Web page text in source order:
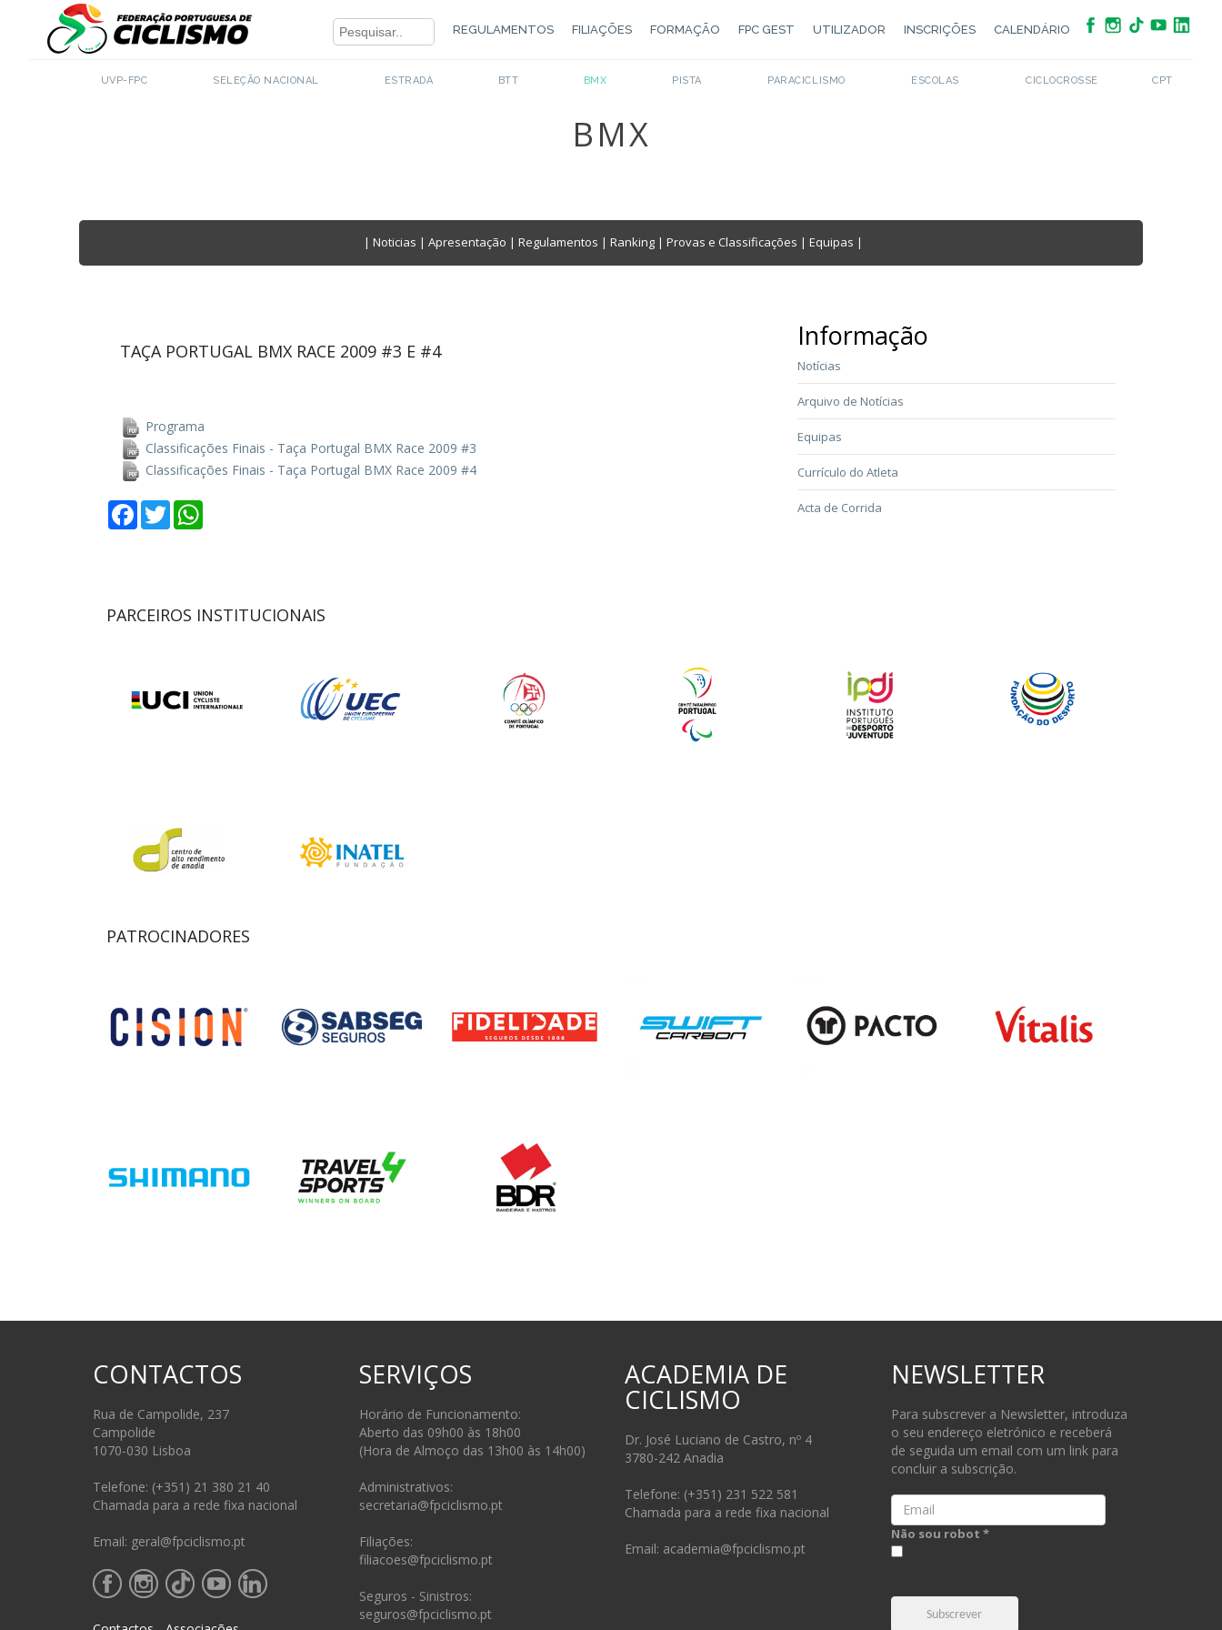
REGULAMENTOS FILIAÇÕES FORMAÇÃO FPC GEST UTILIZADOR INSCRIÇÕES CALENDÁRIO
UVP-FPC SELEÇÃO NACIONAL ESTRADA BTT BMX PISTA PARACICLISMO ESCOLAS CICLOCROSSE CPT
BMX
| Noticias | Apresentação | Regulamentos | Ranking | Provas e Classificações | Equipas |
TAÇA PORTUGAL BMX RACE 2009 #3 E #4
Programa
Classificações Finais - Taça Portugal BMX Race 2009 #3
Classificações Finais - Taça Portugal BMX Race 2009 #4
Facebook
Twitter
Informação
Notícias
Arquivo de Notícias
Equipas
Currículo do Atleta
Acta de Corrida
PARCEIROS INSTITUCIONAIS
PATROCINADORES
CONTACTOS
Rua de Campolide, 237
Campolide
1070-030 Lisboa
Telefone: (+351) 21 380 21 40
Chamada para a rede fixa nacional
Email: geral@fpciclismo.pt
SERVIÇOS
Horário de Funcionamento:
Aberto das 09h00 às 18h00
(Hora de Almoço das 13h00 às 14h00)
Administrativos:
secretaria@fpciclismo.pt
Filiações:
filiacoes@fpciclismo.pt
Seguros - Sinistros:
seguros@fpciclismo.pt
ACADEMIA DE
CICLISMO
Dr. José Luciano de Castro, nº 4
3780-242 Anadia
Telefone: (+351) 231 522 581
Chamada para a rede fixa nacional
Email: academia@fpciclismo.pt
NEWSLETTER
Para subscrever a Newsletter, introduza
o seu endereço eletrónico e receberá
de seguida um email com um link para
concluir a subscrição.
Email
Não sou robot *
Subscrever